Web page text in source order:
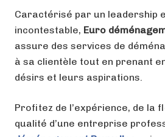
Caractérisé par un leadership
incontestable, Euro
assure des services de
à sa clientèle tout en prenant
désirs et leurs aspirations.
Profitez de l’expérience, de la
qualité d’une entreprise